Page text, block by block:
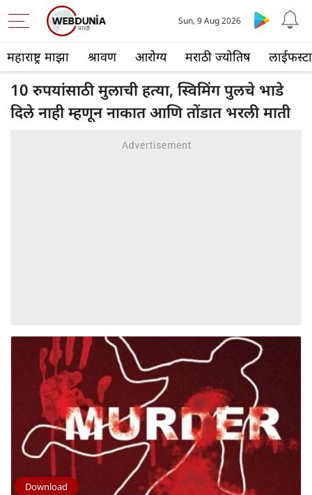
महाराष्ट्र माझा श्रावण आरोग्य मराठी ज्योतिष
Sun, 9 Aug 2026
10 रुपयांसाठी मुलाची हत्या, स्विमिंग पुलचे भाडे
दिले नाही म्हणून नाकात आणि तोंडात भरली माती
Download